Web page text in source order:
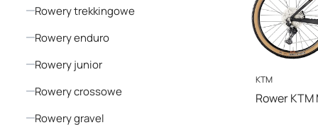
Rowery trekkingowe
Rowery enduro
Rowery junior
Rowery crossowe
Rowery gravel
PRODUCENT
KTM
Rower